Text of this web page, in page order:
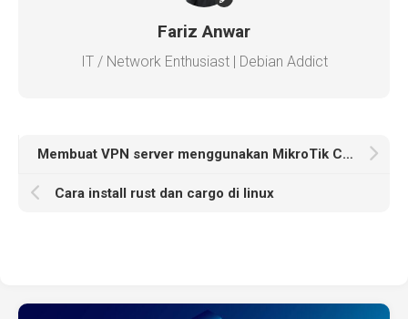
Fariz Anwar
IT / Network Enthusiast | Debian Addict
Membuat VPN server menggunakan MikroTik CHR
Cara install rust dan cargo di linux